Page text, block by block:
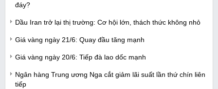
đáy?
Dầu Iran trở lại thị trường: Cơ hội lớn, thách thức không nhỏ
Giá vàng ngày 21/6: Quay đầu tăng mạnh
Giá vàng ngày 20/6: Tiếp đà lao dốc mạnh
Ngân hàng Trung ương Nga cắt giảm lãi suất lần thứ chín liên
tiếp